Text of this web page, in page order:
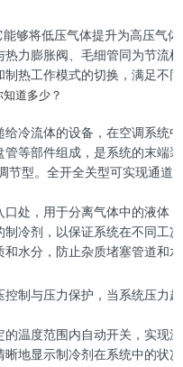
够将低压气体提升为高压气
力膨胀阀、毛细管同为节流
热工作模式的切换，满足不
冷流体的设备，在空调系统
等部件组成，是系统的末端
节型。全开全关型可实现通
处，用于分离气体中的液体
冷剂，以保证系统在不同工
水分，防止杂质堵塞管道和
制与压力保护，当系统压力
温度范围内自动开关，实现
地显示制冷剂在系统中的状